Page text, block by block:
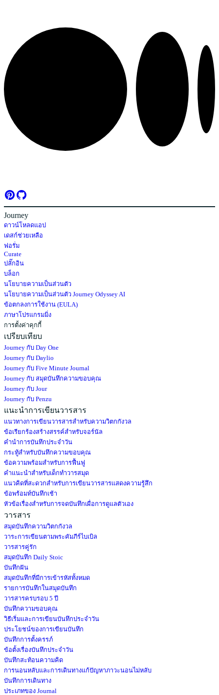
Journey
ดาวน์โหลดแอป
เดสก์ช่วยเหลือ
ฟอรั่ม
Curate
ปลั๊กอิน
บล็อก
นโยบายความเป็นส่วนตัว
นโยบายความเป็นส่วนตัว Journey Odyssey AI
ข้อตกลงการใช้งาน (EULA)
ภาษาโปรแกรมมิ่ง
การตั้งค่าคุกกี้
เปรียบเทียบ
Journey กับ Day One
Journey กับ Daylio
Journey กับ Five Minute Journal
Journey กับ สมุดบันทึกความขอบคุณ
Journey กับ Jour
Journey กับ Penzu
แนะนำการเขียนวารสาร
แนวทางการเขียนวารสารสำหรับความวิตกกังวล
ข้อเรียกร้องสร้างสรรค์สำหรับจอร์นัล
คำนำการบันทึกประจำวัน
กระทู้สำหรับบันทึกความขอบคุณ
ข้อความพร้อมสำหรับการฟื้นฟู
คำแนะนำสำหรับเด็กทำวารสมุด
แนวคิดที่สะดวกสำหรับการเขียนวารสารเเสดงความรู้สึก
ข้อพร้อมท์บันทึกเช้า
หัวข้อเรื่องสำหรับการจดบันทึกเผื่อการดูแลตัวเอง
วารสาร
สมุดบันทึกความวิตกกังวล
วาระการเขียนตามพระคัมภีร์ไบเบิล
วารสารคู่รัก
สมุดบันทึก Daily Stoic
บันทึกฝัน
สมุดบันทึกที่มีการเข้ารหัสทั้งหมด
รายการบันทึกในสมุดบันทึก
วารสารครบรอบ 5 ปี
บันทึกความขอบคุณ
วิธีเริ่มและการเขียนบันทึกประจำวัน
ประโยชน์ของการเขียนบันทึก
บันทึกการตั้งครรภ์
ข้อตั้งเรื่องบันทึกประจำวัน
บันทึกสะท้อนความคิด
การนอนหลับและการเดินทางแก้ปัญหาภาวะนอนไม่หลับ
บันทึกการเดินทาง
ประเภทของ Journal